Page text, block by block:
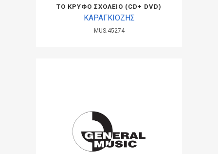
ΤΟ ΚΡΥΦΟ ΣΧΟΛΕΙΟ (CD+ DVD)
ΚΑΡΑΓΚΙΟΖΗΣ
MUS.45274